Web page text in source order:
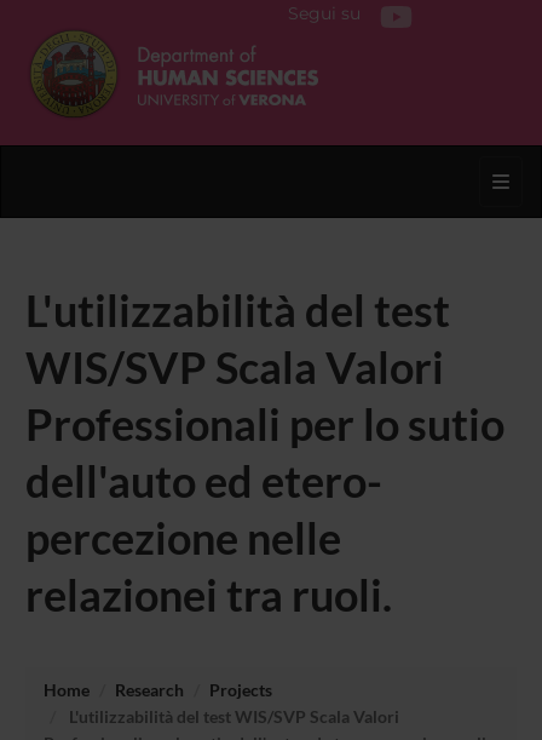
Segui su
L'utilizzabilità del test
WIS/SVP Scala Valori
Professionali per lo sutio
dell'auto ed etero-
percezione nelle
relazionei tra ruoli.
Home Research
Projects
L'utilizzabilità del test WIS/SVP Scala Valori